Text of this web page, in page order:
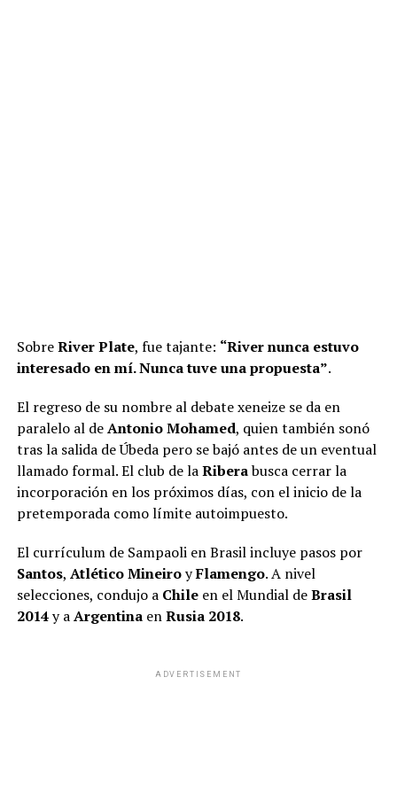
SobreRiver Plate, fue tajante: “River nunca estuvo
interesado en mí. Nunca tuve una propuesta”.
El regreso de su nombre al debate xeneize se da en
paralelo al deAntonio Mohamed, quien también sonó
tras la salida de Úbeda pero se bajó antes de un eventual
llamado formal. El club de laRiberabusca cerrar la
incorporación en los próximos días, con el inicio de la
pretemporada como límite autoimpuesto.
El currículum de Sampaoli en Brasil incluye pasos por
Santos, Atlético MineiroyFlamengo. A nivel
selecciones, condujo a Chileen el Mundial deBrasil
2014y aArgentinaenRusia 2018.
ADVERTISEMENT